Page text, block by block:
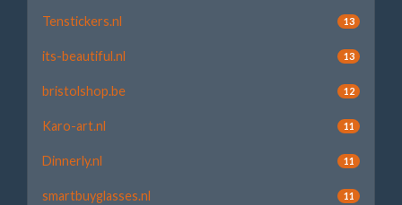
Tenstickers.nl 13
its-beautiful.nl 13
bristolshop.be 12
Karo-art.nl 11
Dinnerly.nl 11
smartbuyglasses.nl 11